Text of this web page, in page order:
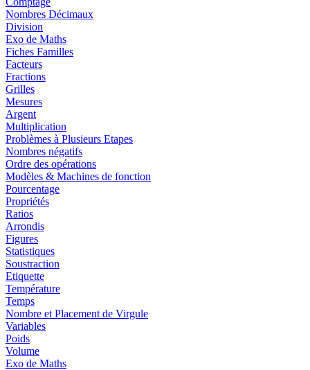
Nombres Décimaux
Division
Exo de Maths
Fiches Familles
Facteurs
Fractions
Grilles
Mesures
Argent
Multiplication
Problèmes à Plusieurs Etapes
Nombres négatifs
Ordre des opérations
Modèles & Machines de fonction
Pourcentage
Propriétés
Ratios
Arrondis
Figures
Statistiques
Soustraction
Etiquette
Température
Temps
Nombre et Placement de Virgule
Variables
Poids
Volume
Exo de Maths